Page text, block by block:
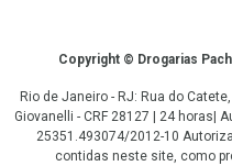
CopyrightCopyright © Drogarias
Rio de Janeiro - RJ: Rua do
Giovanelli - CRF 28127 | 24 horas|
25351.493074/2012-10
contidas neste site, como